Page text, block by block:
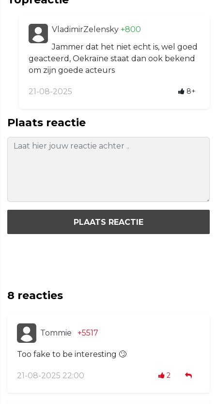
VladimirZelensky +800
Jammer dat het niet echt is, wel goed
geacteerd, Oekraïne staat dan ook bekend
om zijn goede acteurs
21-08-2025 8+
Plaats reactie
PLAATS REACTIE
8 reacties
Tommie +5517
Too fake to be interesting 🙄
21-08-2025 22:00 2